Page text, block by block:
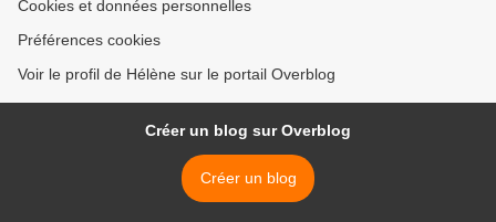
Cookies et données personnelles
Préférences cookies
Voir le profil de Hélène sur le portail Overblog
Créer un blog sur Overblog
Créer un blog